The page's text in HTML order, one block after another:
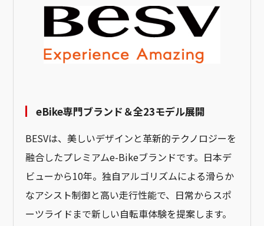
eBike専門ブランド＆全23モデル展開
BESVは、美しいデザインと革新的テクノロジーを
融合したプレミアムe-Bikeブランドです。日本デ
ビューから10年。独自アルゴリズムによる滑らか
なアシスト制御と高い走行性能で、日常からスポ
ーツライドまで新しい自転車体験を提案します。